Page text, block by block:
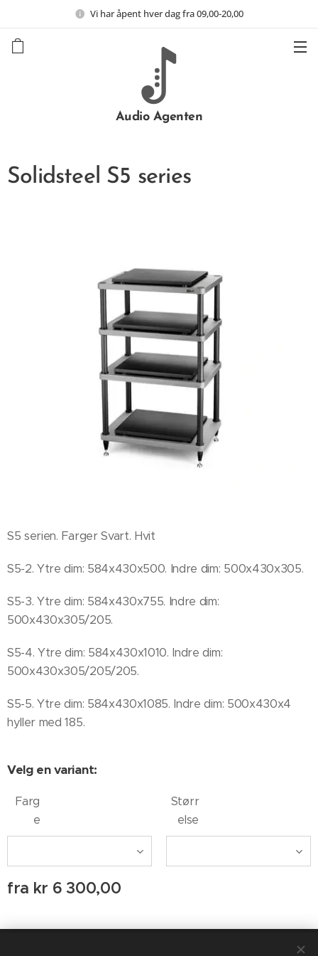
Vi har åpent hver dag fra 09,00-20,00
Audio Agenten
Solidsteel S5 series
S5 serien. Farger Svart. Hvit
S5-2. Ytre dim: 584x430x500. Indre dim: 500x430x305.
S5-3. Ytre dim: 584x430x755. Indre dim:
500x430x305/205.
S5-4. Ytre dim: 584x430x1010. Indre dim:
500x430x305/205/205.
S5-5. Ytre dim: 584x430x1085. Indre dim: 500x430x4
hyller med 185.
Velg en variant:
Farg
e
Størr
else
fra kr 6 300,00